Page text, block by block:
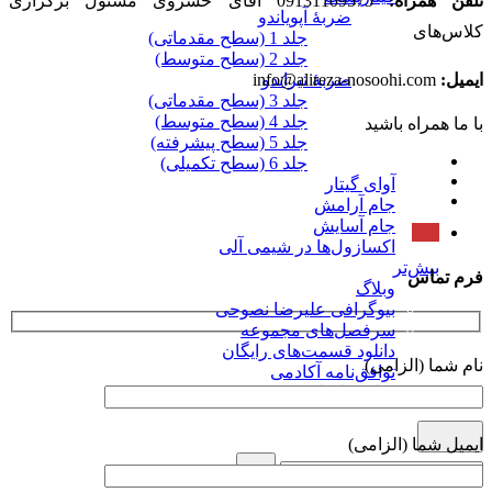
ضربۀ آپویاندو
جلد 1 (سطح مقدماتی)
جلد 2 (سطح متوسط)
ضربۀ تیراندو
جلد 3 (سطح مقدماتی)
جلد 4 (سطح متوسط)
جلد 5 (سطح پیشرفته)
جلد 6 (سطح تکمیلی)
آوای گیتار
جام آرامش
جام آسایش
اکسازول‌ها در شیمی آلی
بیش‌تر
وبلاگ
بیوگرافی علیرضا نصوحی
سرفصل‌های مجموعه
دانلود قسمت‌های رایگان
توافق‌نامه آکادمی
تماس با ما
کلاس‌های
ایمیل:
با ما همراه باشید
فرم تماس
نام شما (الزامی)
ایمیل شما (الزامی)